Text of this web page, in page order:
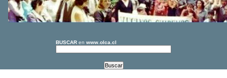
BUSCAR en www.olca.cl